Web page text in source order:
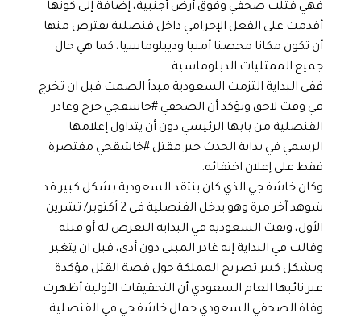
فهي قتلت صحفي وفوق أرض أجنبية، إضافة إلى كونها
أقدمت على الفعل الإجرامي داخل قنصلية يفترض منها
أن تكون مكانا محصنا أمنيا وديبلوماسيا، كما هي حال
جميع الممثليات الدبلوماسية.
ففي البداية التزمت السعودية مبدأ الصمت قبل ان تخرج
في وقت لاحق وتؤكد أن الصحفي #خاشقجي خرج وغادر
القنصلية من بابها الرئيسي دون أن يتداول إعلامها
الرسمي في بداية الحدث خبر مقتل #خاشقجي مقتصرة
فقط على إعلان اختفائه.
وكان خاشقجي الذي كان ينتقد السعودية بشكل كبير قد
شوهد آخر مرة وهو يدخل القنصلية في 2 أكتوبر/ تشرين
الأول، ونفت السعودية في البداية التعرض له أو قتله
وقالت في البداية إنه غادر المبنى دون أذى، قبل ان يتغير
وبشكل كبير تصريح المملكة حول قصة القتل مؤكدة
عبر نائبها العام السعودي أن التحقيقات الأولية أظهرت
وفاة الصحفي السعودي جمال خاشقجي في القنصلية